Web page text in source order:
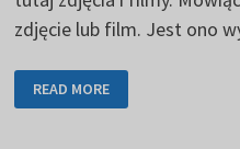
zdjęcie lub film. Jest ono
SNAPCHAT
-
NIECO
READ MORE